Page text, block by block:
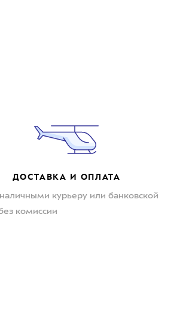
ДОСТАВКА И ОПЛАТА
курьеру или банковской
комиссии